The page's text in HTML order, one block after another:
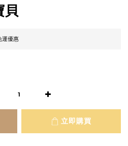
貝
運優惠
立即購買